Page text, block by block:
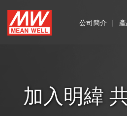
MEAN
WELL
Co.,
Ltd.
公司簡介
加入明緯